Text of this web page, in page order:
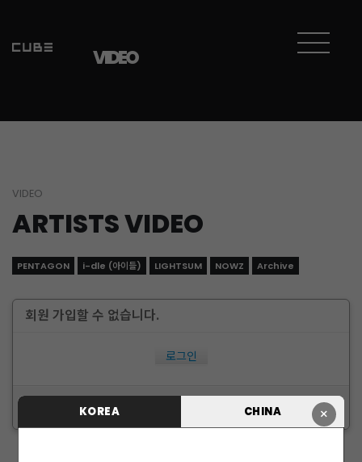
×
KOREA CHINA
VIDEO
VIDEO
ARTISTS VIDEO
PENTAGON i-dle (아이들) LIGHTSUM NOWZ Archive
회원 가입할 수 없습니다.
로그인
ID/PW 찾기| 회원가입